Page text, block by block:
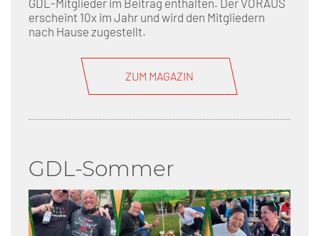
GDL-Mitglieder im Beitrag enthalten. Der VORAUS
erscheint 10x im Jahr und wird den Mitgliedern
nach Hause zugestellt.
ZUM MAGAZIN
GDL-Sommer